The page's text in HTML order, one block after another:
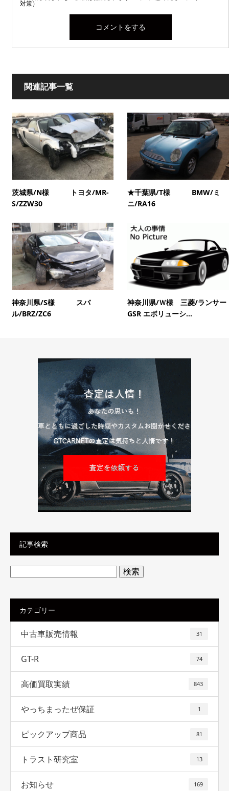
対策）
関連記事一覧
茨城県/N様 トヨタ/MR-
S/ZZW30
★千葉県/T様 BMW/ミ
ニ/RA16
神奈川県/S様 スバ
ル/BRZ/ZC6
神奈川県/Ｗ様 三菱/ランサー
GSR エボリューシ...
記事検索
検
索:
カテゴリー
中古車販売情報 31
GT-R 74
高価買取実績 843
やっちまったぜ保証 1
ピックアップ商品 81
トラスト研究室 13
お知らせ 169